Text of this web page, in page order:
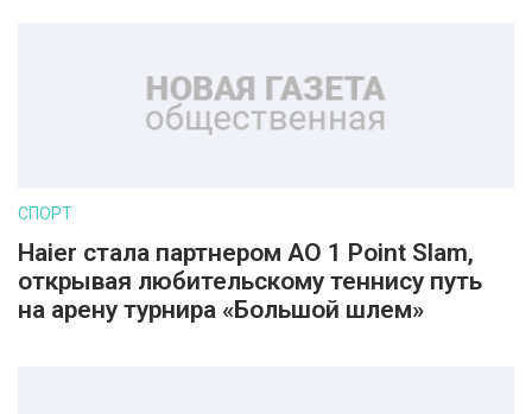
СПОРТ
Haier стала партнером AO 1 Point Slam,
открывая любительскому теннису путь
на арену турнира «Большой шлем»